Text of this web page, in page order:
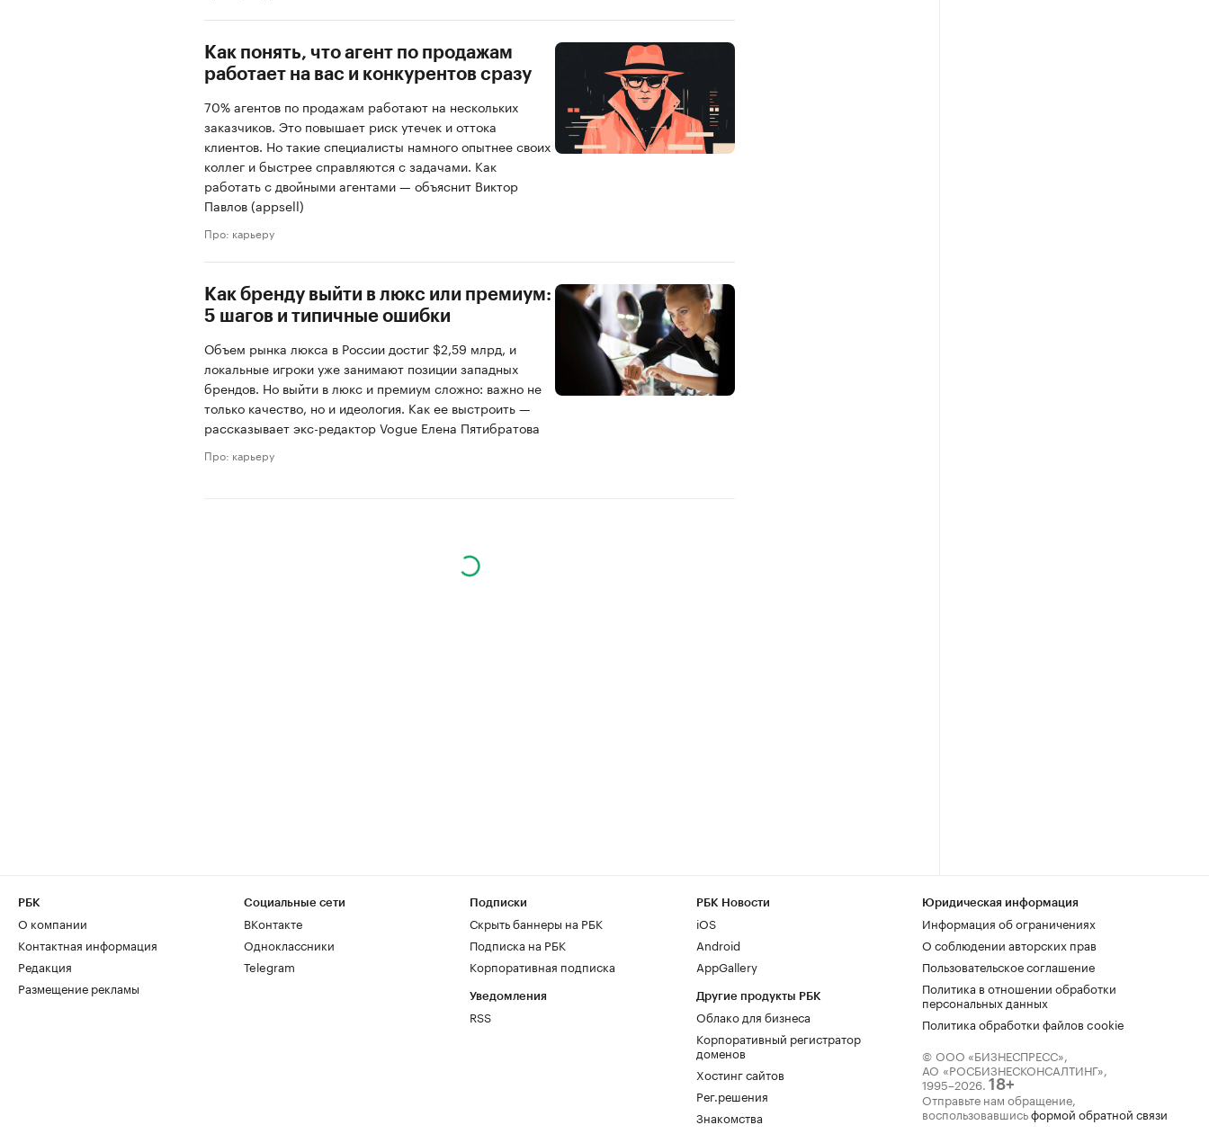
Как понять, что агент по продажам
работает на вас и конкурентов сразу
70% агентов по продажам работают на нескольких
заказчиков. Это повышает риск утечек и оттока
клиентов. Но такие специалисты намного опытнее своих
коллег и быстрее справляются с задачами. Как
работать с двойными агентами — объяснит Виктор
Павлов (appsell)
Про: карьеру
Как бренду выйти в люкс или премиум:
5 шагов и типичные ошибки
Объем рынка люкса в России достиг $2,59 млрд, и
локальные игроки уже занимают позиции западных
брендов. Но выйти в люкс и премиум сложно: важно не
только качество, но и идеология. Как ее выстроить —
рассказывает экс-редактор Vogue Елена Пятибратова
Про: карьеру
РБК
О компании
Контактная информация
Редакция
Размещение рекламы
Социальные сети
ВКонтакте
Одноклассники
Telegram
Подписки
Скрыть баннеры на РБК
Подписка на РБК
Корпоративная подписка
Уведомления
RSS
РБК Новости
iOS
Android
AppGallery
Другие продукты РБК
Облако для бизнеса
Корпоративный регистратор
доменов
Хостинг сайтов
Рег.решения
Знакомства
Юридическая информация
Информация об ограничениях
О соблюдении авторских прав
Пользовательское соглашение
Политика в отношении обработки
персональных данных
Политика обработки файлов cookie
© ООО «БИЗНЕСПРЕСС»,
АО «РОСБИЗНЕСКОНСАЛТИНГ»,
1995–2026. 18+
Отправьте нам обращение,
воспользовавшисьформой обратной связи